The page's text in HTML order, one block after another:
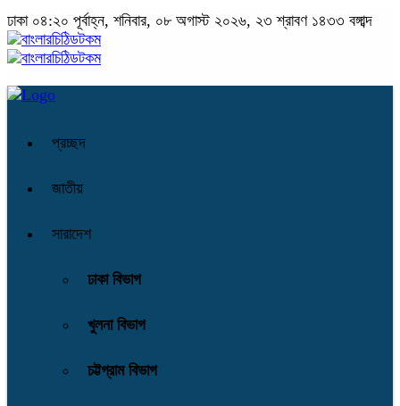
ঢাকা ০৪:২০ পূর্বাহ্ন, শনিবার, ০৮ অগাস্ট ২০২৬, ২৩ শ্রাবণ ১৪৩৩ বঙ্গাব্দ
প্রচ্ছদ
জাতীয়
সারাদেশ
ঢাকা বিভাগ
খুলনা বিভাগ
চট্টগ্রাম বিভাগ